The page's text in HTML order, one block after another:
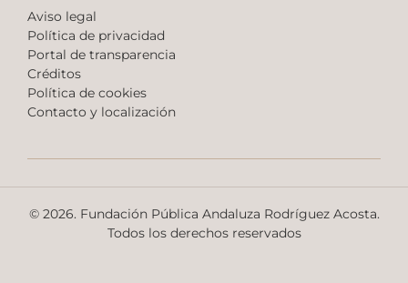
Aviso legal
Política de privacidad
Portal de transparencia
Créditos
Política de cookies
Contacto y localización
© 2026. Fundación Pública Andaluza Rodríguez Acosta.
Todos los derechos reservados